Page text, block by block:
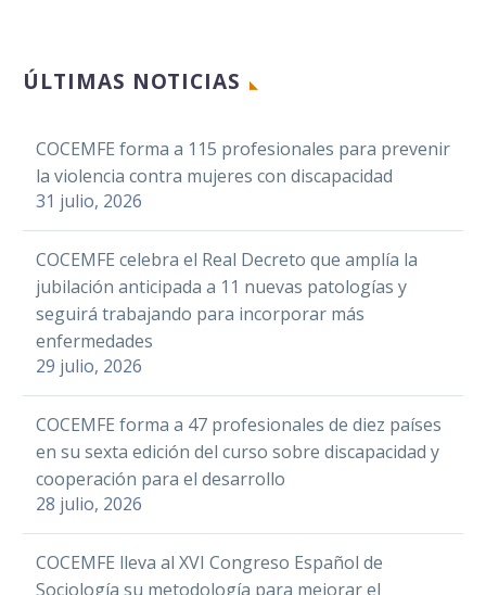
ÚLTIMAS NOTICIAS
COCEMFE forma a 115 profesionales para prevenir
la violencia contra mujeres con discapacidad
31 julio, 2026
COCEMFE celebra el Real Decreto que amplía la
jubilación anticipada a 11 nuevas patologías y
seguirá trabajando para incorporar más
enfermedades
29 julio, 2026
COCEMFE forma a 47 profesionales de diez países
en su sexta edición del curso sobre discapacidad y
cooperación para el desarrollo
28 julio, 2026
COCEMFE lleva al XVI Congreso Español de
Sociología su metodología para mejorar el